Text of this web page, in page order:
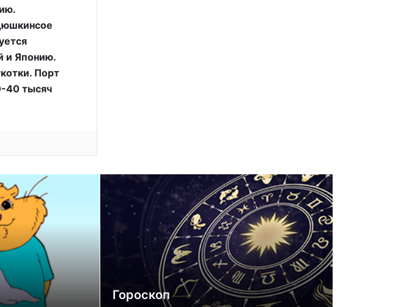
и Японию.
Порт
40 тысяч
Гороскоп